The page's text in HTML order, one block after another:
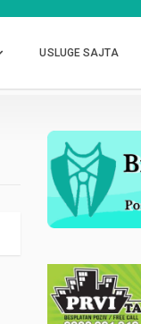
USLUGE SAJTA